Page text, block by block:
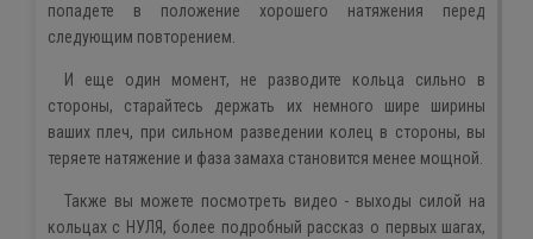
попадете в положение хорошего натяжения перед
следующим повторением.
И еще один момент, не разводите кольца сильно в
стороны, старайтесь держать их немного шире ширины
ваших плеч, при сильном разведении колец в стороны, вы
теряете натяжение и фаза замаха становится менее мощной.
Также вы можете посмотреть видео - выходы силой на
кольцах с НУЛЯ, более подробный рассказ о первых шагах,